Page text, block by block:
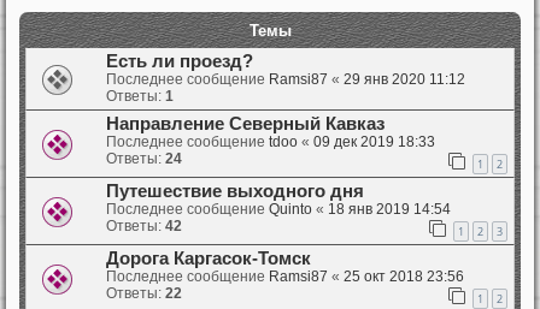
Темы
Есть ли проезд?
Последнее сообщение Ramsi87 « 29 янв 2020 11:12
Ответы: 1
Направление Северный Кавказ
Последнее сообщение tdoo « 09 дек 2019 18:33
Ответы: 24 1 2
Путешествие выходного дня
Последнее сообщение Quinto « 18 янв 2019 14:54
Ответы: 42 1 2 3
Дорога Каргасок-Томск
Последнее сообщение Ramsi87 « 25 окт 2018 23:56
Ответы: 22 1 2